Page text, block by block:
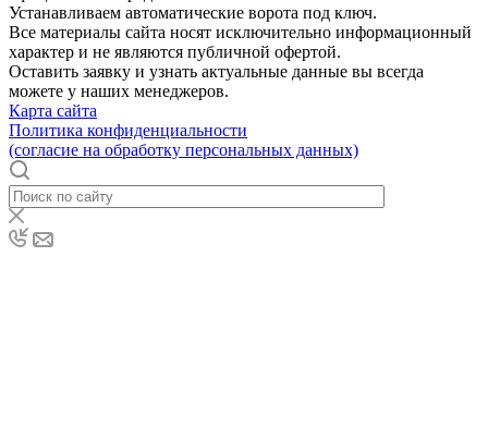
Устанавливаем автоматические ворота под ключ.
Все материалы сайта носят исключительно информационный
характер и не являются публичной офертой.
Оставить заявку и узнать актуальные данные вы всегда
можете у наших менеджеров.
Карта сайта
Политика конфиденциальности
(согласие на обработку персональных данных)